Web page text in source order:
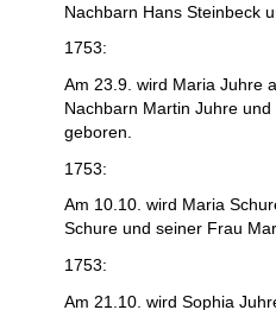
Nachbarn Hans Steinbeck
1753:
Am 23.9. wird Maria Juhre
Nachbarn Martin Juhre
geboren.
1753:
Am 10.10. wird Maria
Schure und seiner Frau
1753:
Am 21.10. wird Sophia